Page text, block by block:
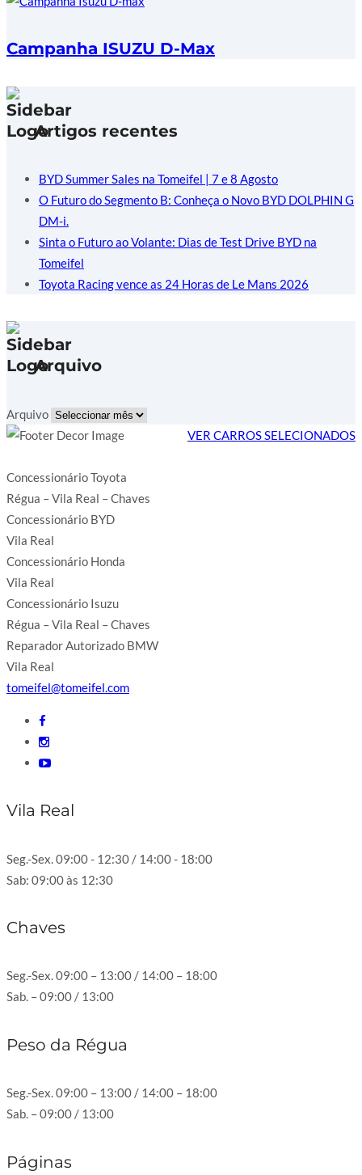
Campanha ISUZU D-Max
Artigos recentes
BYD Summer Sales na Tomeifel | 7 e 8 Agosto
O Futuro do Segmento B: Conheça o Novo BYD DOLPHIN G
DM-i.
Sinta o Futuro ao Volante: Dias de Test Drive BYD na
Tomeifel
Toyota Racing vence as 24 Horas de Le Mans 2026
Arquivo
Arquivo
VER CARROS SELECIONADOS
Concessionário Toyota
Régua – Vila Real – Chaves
Concessionário BYD
Vila Real
Concessionário Honda
Vila Real
Concessionário Isuzu
Régua – Vila Real – Chaves
Reparador Autorizado BMW
Vila Real
tomeifel@tomeifel.com
Vila Real
Seg.-Sex. 09:00 - 12:30 / 14:00 - 18:00
Sab: 09:00 às 12:30
Chaves
Seg.-Sex. 09:00 – 13:00 / 14:00 – 18:00
Sab. – 09:00 / 13:00
Peso da Régua
Seg.-Sex. 09:00 – 13:00 / 14:00 – 18:00
Sab. – 09:00 / 13:00
Páginas